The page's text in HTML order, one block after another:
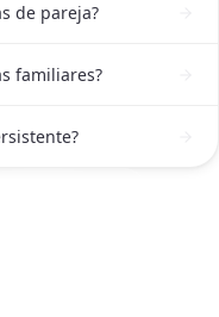
de pareja?
familiares?